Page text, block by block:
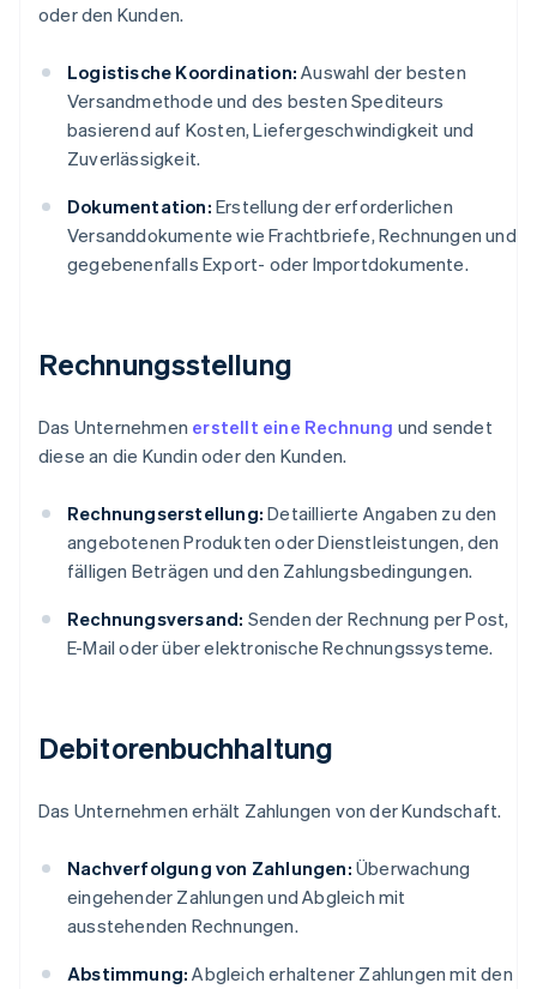
oder den Kunden.
Logistische Koordination: Auswahl der besten
Versandmethode und des besten Spediteurs
basierend auf Kosten, Liefergeschwindigkeit und
Zuverlässigkeit.
Dokumentation: Erstellung der erforderlichen
Versanddokumente wie Frachtbriefe, Rechnungen und
gegebenenfalls Export- oder Importdokumente.
Rechnungsstellung
Das Unternehmen erstellt eine Rechnung und sendet
diese an die Kundin oder den Kunden.
Rechnungserstellung: Detaillierte Angaben zu den
angebotenen Produkten oder Dienstleistungen, den
fälligen Beträgen und den Zahlungsbedingungen.
Rechnungsversand: Senden der Rechnung per Post,
E-Mail oder über elektronische Rechnungssysteme.
Debitorenbuchhaltung
Das Unternehmen erhält Zahlungen von der Kundschaft.
Nachverfolgung von Zahlungen: Überwachung
eingehender Zahlungen und Abgleich mit
ausstehenden Rechnungen.
Abstimmung: Abgleich erhaltener Zahlungen mit den